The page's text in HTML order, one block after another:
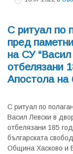
С ритуал по
пред
на СУ
отбелязани
Апостола на
С ритуал по
Васил Левски в
отбелязани 185
българската
Община Хасково и